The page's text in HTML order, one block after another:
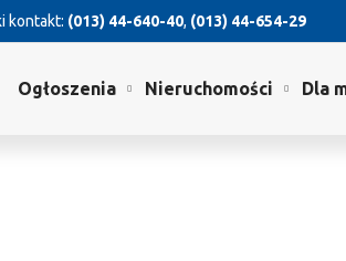
kontakt: (013) 44-640-40, (013) 44-654-29
Ogłoszenia Nieruchomości Dla